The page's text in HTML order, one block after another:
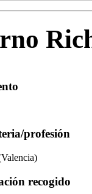
profesión
recogido